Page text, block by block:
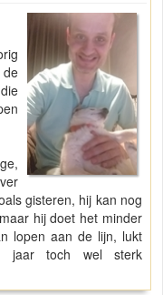
gisteren, hij kan nog
hij doet het minder
lopen aan de lijn, lukt
jaar toch wel sterk